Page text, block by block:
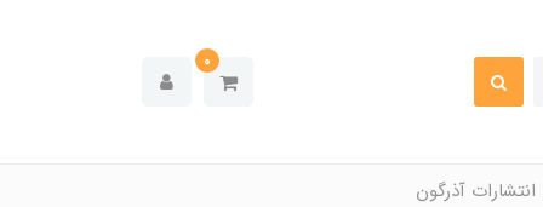
0
انتشارات آذرگون